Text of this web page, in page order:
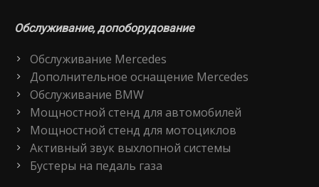
Обслуживание, допоборудование
Обслуживание Mercedes
Дополнительное оснащение Mercedes
Обслуживание BMW
Мощностной стенд для автомобилей
Мощностной стенд для мотоциклов
Активный звук выхлопной системы
Бустеры на педаль газа